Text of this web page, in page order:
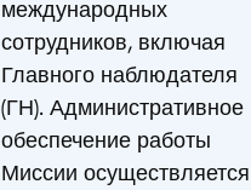
международных
сотрудников, включая
Главного наблюдателя
(ГН). Административное
обеспечение работы
Миссии осуществляется